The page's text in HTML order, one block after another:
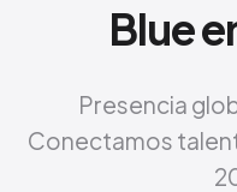
Blue
Presencia
Conectamos